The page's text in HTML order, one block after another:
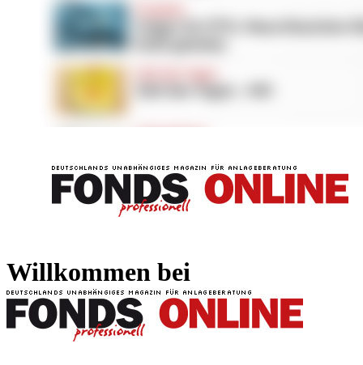
Willkommen bei